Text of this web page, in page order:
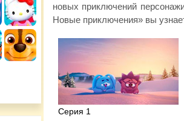
новых приключений
Новые приключения» вы
Серия 1